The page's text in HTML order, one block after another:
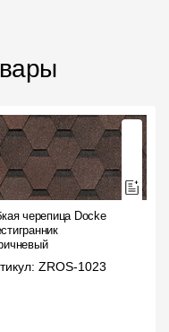
черепица Docke
ZROS-1023